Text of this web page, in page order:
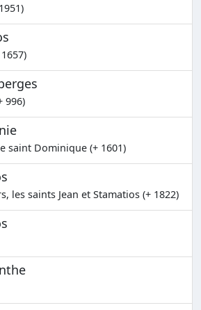
996)
saint Dominique (+ 1601)
les saints Jean et Stamatios (+ 1822)